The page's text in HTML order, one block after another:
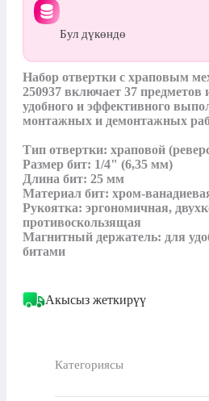
Бул дүкөндө
Набор отвертки с храповым
250937 включает 37 предметов
удобного и эффективного
монтажных и демонтажных
Тип отвертки: храповой
Размер бит: 1/4" (6,35 мм)
Длина бит: 25 мм
Материал бит: хром-
Рукоятка: эргономичная,
противоскользящая
Магнитный держатель: для
битами
Акысыз жеткирүү
Категориясы